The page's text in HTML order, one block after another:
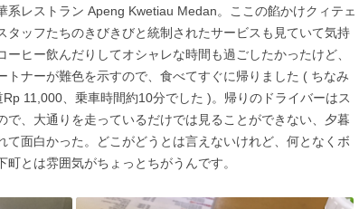
系レストラン Apeng Kwetiau Medan。ここの餡かけクィテェ
タッフたちのきびきびと統制されたサービスも見ていて気持
ヒー飲んだりしてオシャレな時間も過ごしたかったけど、
トナーが難色を示すので、食べてすぐに帰りました ( ちなみ
11,000、乗車時間約10分でした )。帰りのドライバーはス
で、大通りを走っているだけでは見ることができない、夕暮
て面白かった。どこがどうとは言えないけれど、何となくボ
とは雰囲気がちょっとちがうんです。